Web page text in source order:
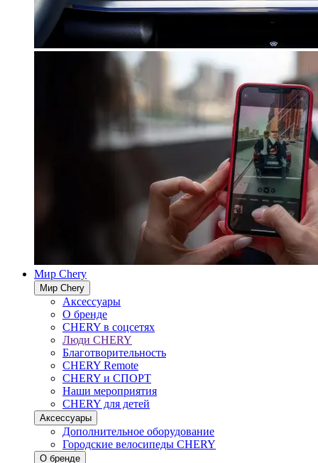
Мир Chery
Мир Chery
Аксессуары
О бренде
CHERY в соцсетях
Люди CHERY
Благотворительность
CHERY Remote
CHERY и СПОРТ
Наши мероприятия
CHERY для детей
Аксессуары
Дополнительное оборудование
Городские велосипеды CHERY
О бренде